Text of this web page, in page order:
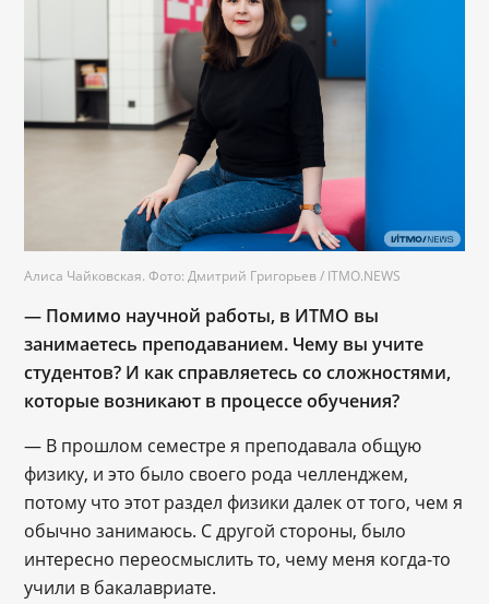
Алиса Чайковская. Фото: Дмитрий Григорьев / ITMO.NEWS
— Помимо научной работы, в ИТМО вы
занимаетесь преподаванием. Чему вы учите
студентов? И как справляетесь со сложностями,
которые возникают в процессе обучения?
— В прошлом семестре я преподавала общую
физику, и это было своего рода челленджем,
потому что этот раздел физики далек от того, чем я
обычно занимаюсь. С другой стороны, было
интересно переосмыслить то, чему меня когда-то
учили в бакалавриате.